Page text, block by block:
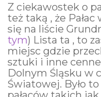
Z ciekawostek o
też taką , że
się na liście
tym) Lista ta , to
miejsc gdzie
sztuki i inne
Dolnym Śląsku w
Światowej. Było